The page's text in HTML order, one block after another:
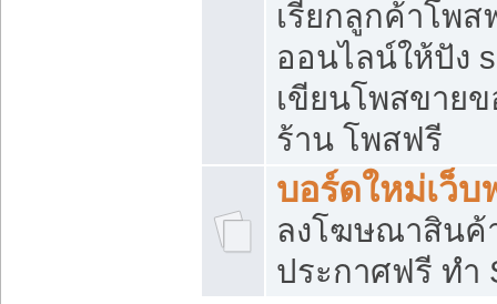
เรียกลูกค้าโพส
ออนไลน์ให้ปัง
เขียนโพสขาย
ร้าน โพสฟรี
บอร์ดใหม่เว็บ
ลงโฆษณาสิน
ประกาศฟรี ทำ